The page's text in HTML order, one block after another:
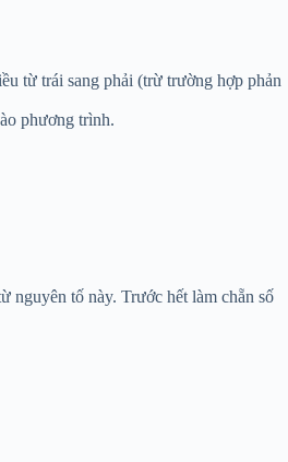
từ trái sang phải (trừ trường hợp phản
phương trình.
nguyên tố này. Trước hết làm chẵn số